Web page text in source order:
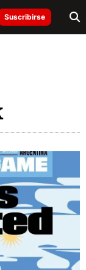
Suscribirse